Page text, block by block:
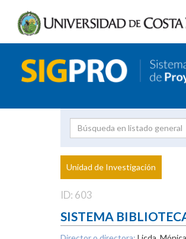
Proyecto
Unidad de Investigación
ID: 603
SISTEMA